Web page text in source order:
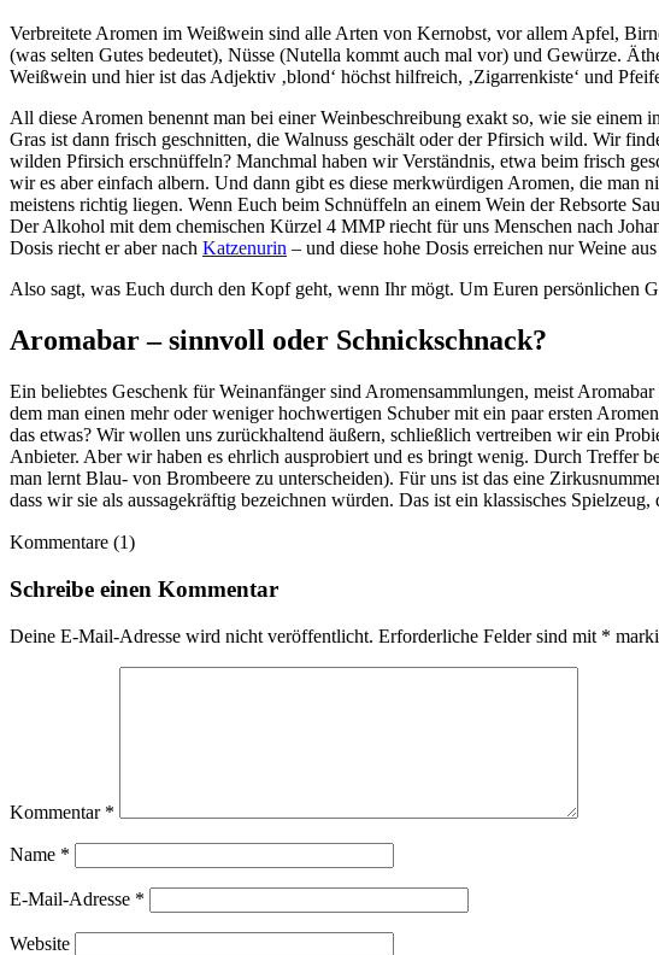
Verbreitete Aromen im Weißwein sind alle Arten von Kernobst, vor allem Apfel,
(was selten Gutes bedeutet), Nüsse (Nutella kommt auch mal vor) und Gewürze.
Weißwein und hier ist das Adjektiv ‚blond‘ höchst hilfreich, ‚Zigarrenkiste‘ und
All diese Aromen benennt man bei einer Weinbeschreibung exakt so, wie sie
Gras ist dann frisch geschnitten, die Walnuss geschält oder der Pfirsich wild. Wir
wilden Pfirsich erschnüffeln? Manchmal haben wir Verständnis, etwa beim frisch
wir es aber einfach albern. Und dann gibt es diese merkwürdigen Aromen, die man
meistens richtig liegen. Wenn Euch beim Schnüffeln an einem Wein der Rebsorte
Der Alkohol mit dem chemischen Kürzel 4 MMP riecht für uns Menschen nach
Dosis riecht er aber nach Katzenurin – und diese hohe Dosis erreichen nur Weine
Also sagt, was Euch durch den Kopf geht, wenn Ihr mögt. Um Euren persönlichen
Aromabar – sinnvoll oder Schnickschnack?
Ein beliebtes Geschenk für Weinanfänger sind Aromensammlungen, meist
dem man einen mehr oder weniger hochwertigen Schuber mit ein paar ersten
das etwas? Wir wollen uns zurückhaltend äußern, schließlich vertreiben wir ein
Anbieter. Aber wir haben es ehrlich ausprobiert und es bringt wenig. Durch Treffer
man lernt Blau- von Brombeere zu unterscheiden). Für uns ist das eine
dass wir sie als aussagekräftig bezeichnen würden. Das ist ein klassisches
Kommentare (1)
Schreibe einen Kommentar
Deine E-Mail-Adresse wird nicht veröffentlicht. Erforderliche Felder sind mit *
Kommentar *
Name *
E-Mail-Adresse *
Website